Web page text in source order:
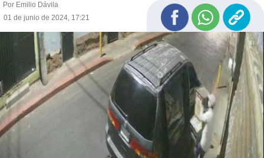
Por Emilio Dávila
01 de junio de 2024, 17:21